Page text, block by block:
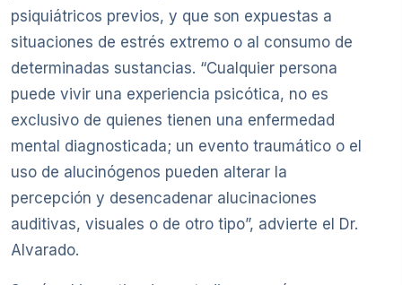
psiquiátricos previos, y que son expuestas a
situaciones de estrés extremo o al consumo de
determinadas sustancias. “Cualquier persona
puede vivir una experiencia psicótica, no es
exclusivo de quienes tienen una enfermedad
mental diagnosticada; un evento traumático o el
uso de alucinógenos pueden alterar la
percepción y desencadenar alucinaciones
auditivas, visuales o de otro tipo”, advierte el Dr.
Alvarado.